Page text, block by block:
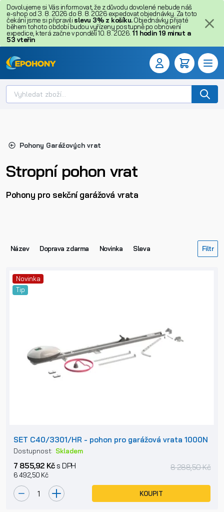
Dovolujeme si Vás informovat, že z důvodu dovolené nebude náš
e-shop od 3. 8. 2026 do 8. 8. 2026 expedovat objednávky. Za toto
čekání jsme si připravili slevu 3% z košíku.Objednávky přijaté
během tohoto období budou vyřízeny postupně po obnovení
expedice, která začne v pondělí 10. 8. 2026. 11 hodin 19 minut a
52 vteřin
Pohony Garážových vrat
Stropní pohon vrat
Pohony pro sekční garážová vrata
Název Doprava zdarma Novinka Sleva
Novinka
Tip
SET C40/3301/HR - pohon pro garážová vrata 1000N
Dostupnost: Skladem
7 855,92 Kčs DPH
6 492,50 Kč
8 288,50 Kč
KOUPIT